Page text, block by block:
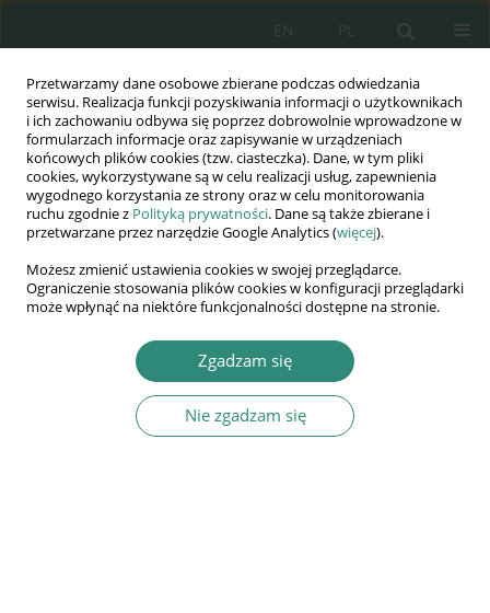
Przetwarzamy dane osobowe zbierane podczas odwiedzania
serwisu. Realizacja funkcji pozyskiwania informacji o użytkownikach
i ich zachowaniu odbywa się poprzez dobrowolnie wprowadzone w
formularzach informacje oraz zapisywanie w urządzeniach
końcowych plików cookies (tzw. ciasteczka). Dane, w tym pliki
cookies, wykorzystywane są w celu realizacji usług, zapewnienia
wygodnego korzystania ze strony oraz w celu monitorowania
ruchu zgodnie z Polityką prywatności. Dane są także zbierane i
przetwarzane przez narzędzie Google Analytics (więcej).
Możesz zmienić ustawienia cookies w swojej przeglądarce.
Ograniczenie stosowania plików cookies w konfiguracji przeglądarki
może wpłynąć na niektóre funkcjonalności dostępne na stronie.
Zgadzam się
Nie zgadzam się
PL
EN
Wydawnictwo
AWSGE
Akademia Nauk Stosowanych
WSGE
im. Alcide De Gasperi
Michał Mariański
Ewolucja i wykorzystanie odnawialnych źródeł